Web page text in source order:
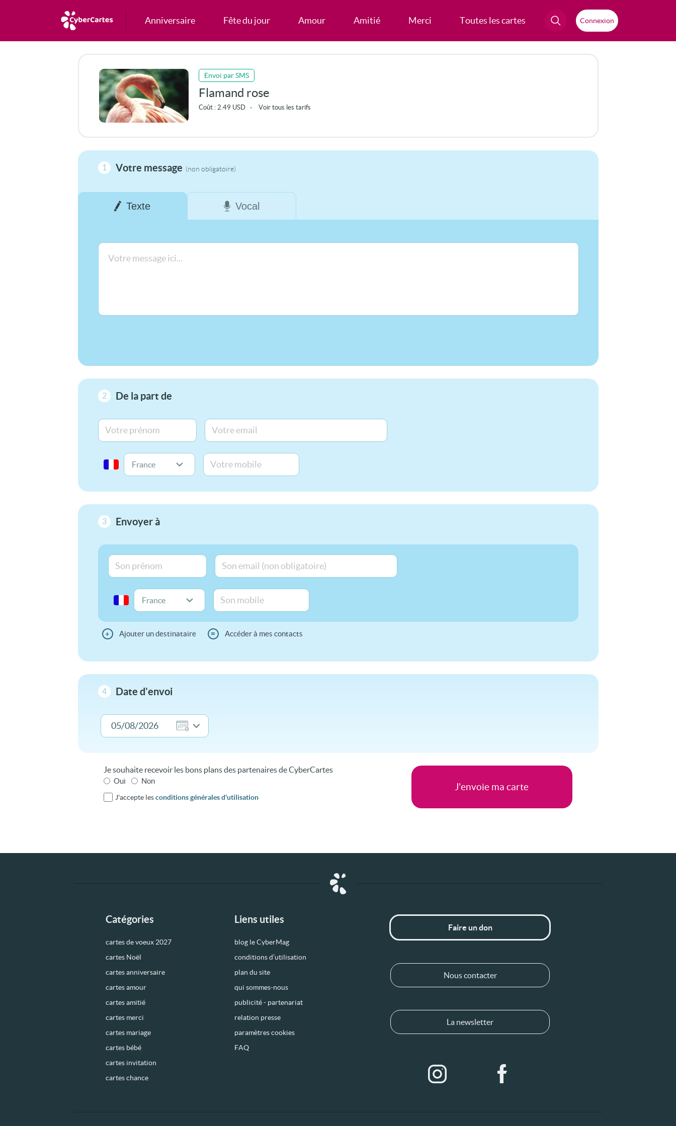
Anniversaire Fête du jour Amour Amitié Merci Toutes les cartes Connexion
Envoi par SMS
Flamand rose
Coût : 2.49 USD- Voir tous les tarifs
1 Votre message (non obligatoire)
Texte Vocal
2 De la part de
3 Envoyer à
+ Ajouter un destinataire ≡ Accéder à mes contacts
4 Date d'envoi
Je souhaite recevoir les bons plans des partenaires de CyberCartes
Oui Non
J'accepte lesconditions générales d'utilisation
Catégories
cartes de voeux 2027
cartes Noël
cartes anniversaire
cartes amour
cartes amitié
cartes merci
cartes mariage
cartes bébé
cartes invitation
cartes chance
Liens utiles
blog le CyberMag
conditions d’utilisation
plan du site
qui sommes-nous
publicité - partenariat
relation presse
paramètres cookies
FAQ
Faire un don
Nous contacter
La newsletter